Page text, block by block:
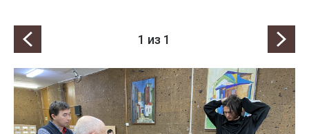
1 из 1